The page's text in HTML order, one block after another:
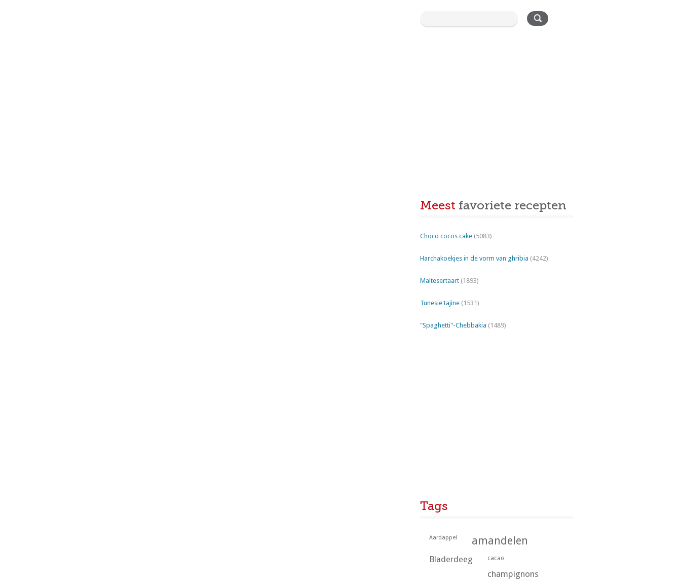
Meest favoriete recepten
Choco cocos cake (5083)
Harchakoekjes in de vorm van ghribia (4242)
Maltesertaart (1893)
Tunesie tajine (1531)
"Spaghetti"-Chebbakia (1489)
Tags
Aardappel amandelen
Bladerdeeg cacao
champignons